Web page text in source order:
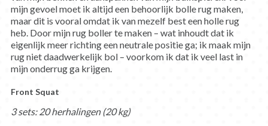
mijn gevoel moet ik altijd een behoorlijk bolle rug maken,
maar dit is vooral omdat ik van mezelf best een holle rug
heb. Door mijn rug boller te maken – wat inhoudt dat ik
eigenlijk meer richting een neutrale positie ga; ik maak mijn
rug niet daadwerkelijk bol – voorkom ik dat ik veel last in
mijn onderrug ga krijgen.
Front Squat
3 sets: 20 herhalingen (20 kg)